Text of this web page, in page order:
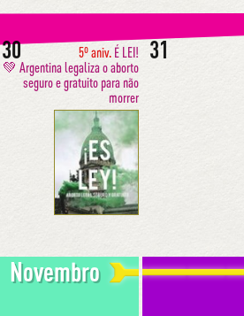
30 5º aniv.É LEI!
💚 Argentina legaliza o aborto
seguro e gratuito para não
morrer
31
Novembro